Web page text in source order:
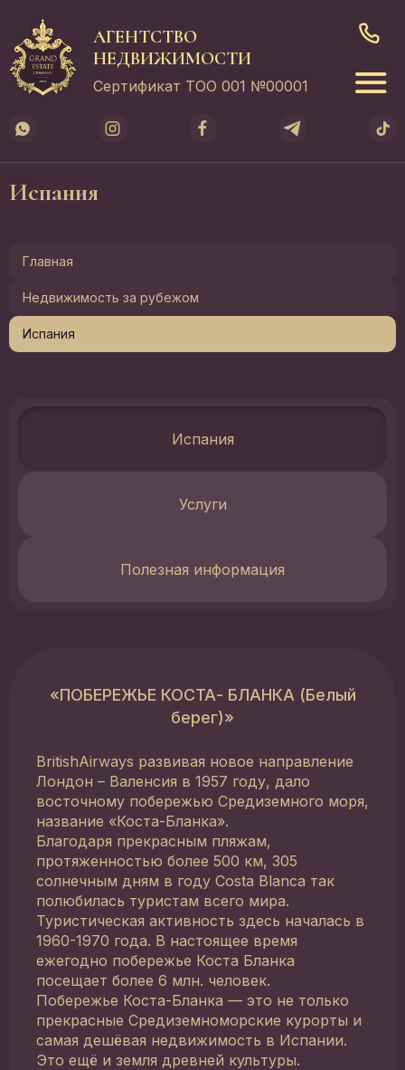
АГЕНТСТВО
НЕДВИЖИМОСТИ
Сертификат ТОО 001 №00001
Испания
Главная
Недвижимость за рубежом
Испания
Испания
Услуги
Полезная информация
«ПОБЕРЕЖЬЕ КОСТА- БЛАНКА (Белый
берег)»
BritishAirways развивая новое направление
Лондон – Валенсия в 1957 году, дало
восточному побережью Средиземного моря,
название «Коста-Бланка».
Благодаря прекрасным пляжам,
протяженностью более 500 км, 305
солнечным дням в году Costa Blanca так
полюбилась туристам всего мира.
Туристическая активность здесь началась в
1960-1970 года. В настоящее время
ежегодно побережье Коста Бланка
посещает более 6 млн. человек.
Побережье Коста-Бланка — это не только
прекрасные Средиземноморские курорты и
самая дешёвая недвижимость в Испании.
Это ещё и земля древней культуры.